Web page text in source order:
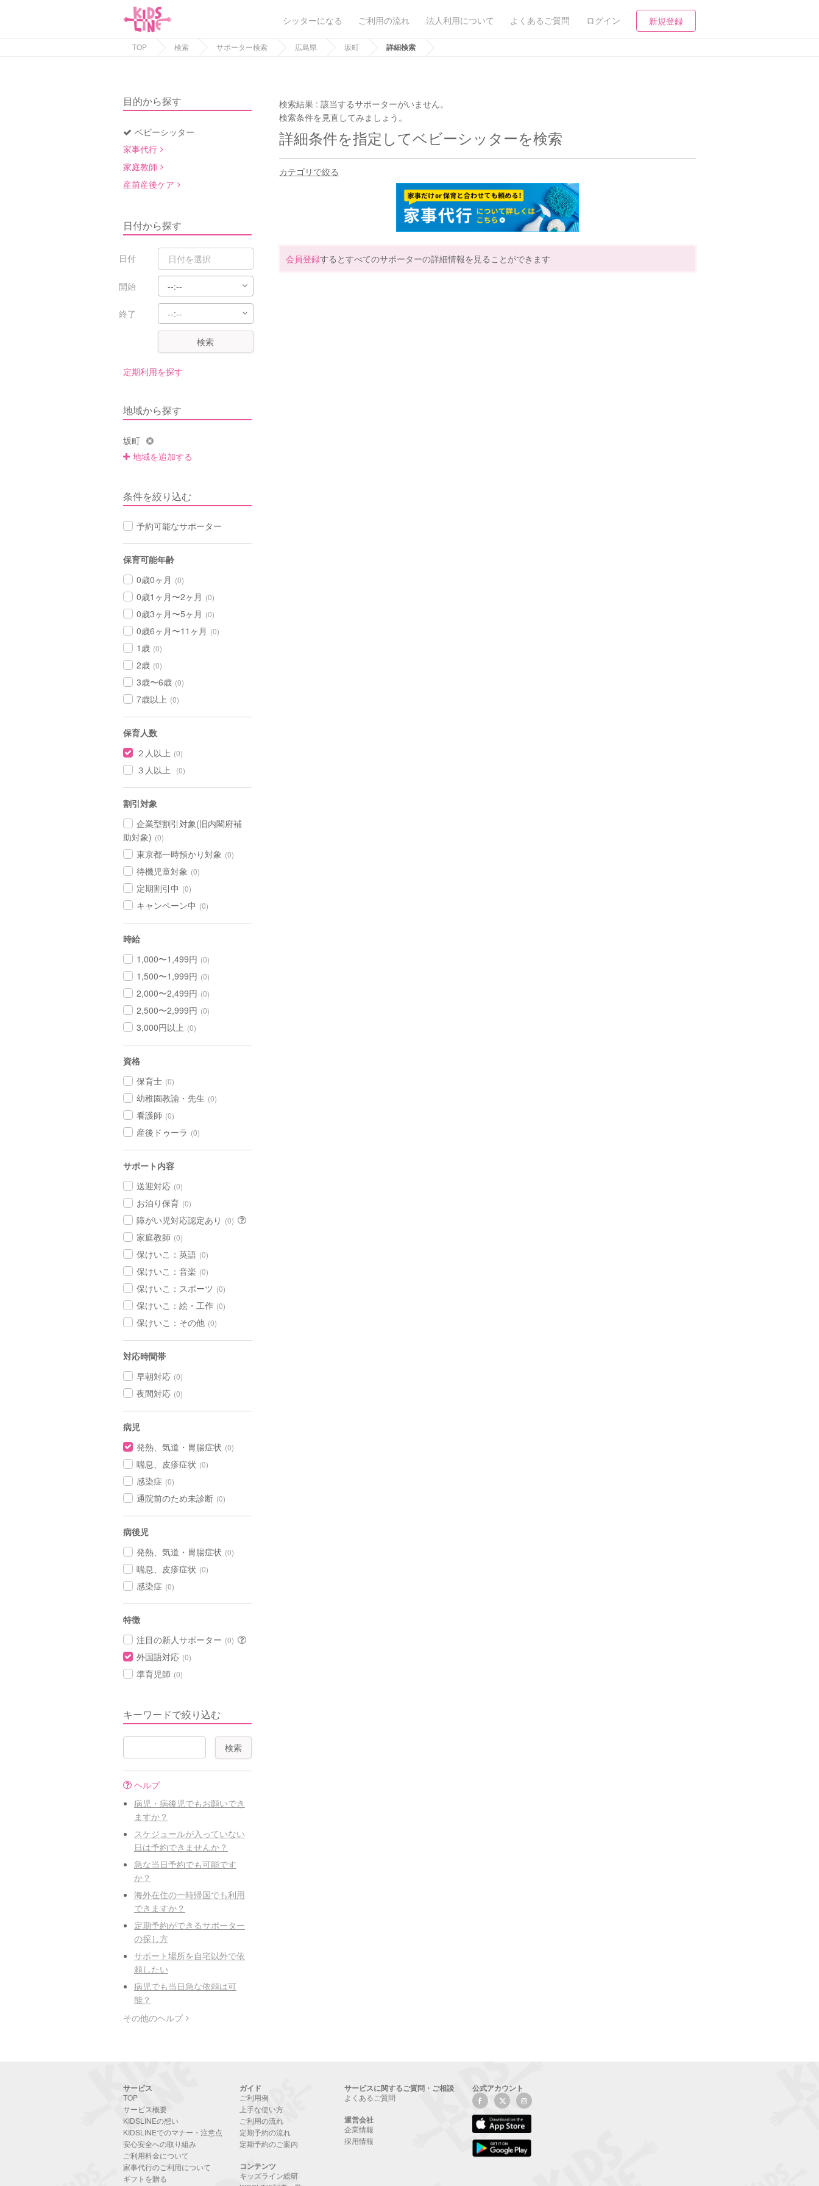
シッターになる ご利用の流れ 法人利用について よくあるご質問 ログイン 新規登録
TOP 検索 サポーター検索 広島県 坂町 詳細検索
目的から探す
ベビーシッター
家事代行
家庭教師
産前産後ケア
日付から探す
日付
開始
終了
検索
定期利用を探す
地域から探す
坂町
地域を追加する
条件を絞り込む
予約可能なサポーター
保育可能年齢
0歳0ヶ月 (0)
0歳1ヶ月〜2ヶ月 (0)
0歳3ヶ月〜5ヶ月 (0)
0歳6ヶ月〜11ヶ月 (0)
1歳 (0)
2歳 (0)
3歳〜6歳 (0)
7歳以上 (0)
保育人数
２人以上 (0)
３人以上 (0)
割引対象
企業型割引対象(旧内閣府補
助対象) (0)
東京都一時預かり対象 (0)
待機児童対象 (0)
定期割引中 (0)
キャンペーン中 (0)
時給
1,000〜1,499円 (0)
1,500〜1,999円 (0)
2,000〜2,499円 (0)
2,500〜2,999円 (0)
3,000円以上 (0)
資格
保育士 (0)
幼稚園教諭・先生 (0)
看護師 (0)
産後ドゥーラ (0)
サポート内容
送迎対応 (0)
お泊り保育 (0)
障がい児対応認定あり (0)
家庭教師 (0)
保けいこ：英語 (0)
保けいこ：音楽 (0)
保けいこ：スポーツ (0)
保けいこ：絵・工作 (0)
保けいこ：その他 (0)
対応時間帯
早朝対応 (0)
夜間対応 (0)
病児
発熱、気道・胃腸症状 (0)
喘息、皮疹症状 (0)
感染症 (0)
通院前のため未診断 (0)
病後児
発熱、気道・胃腸症状 (0)
喘息、皮疹症状 (0)
感染症 (0)
特徴
注目の新人サポーター (0)
外国語対応 (0)
準育児師 (0)
キーワードで絞り込む
ヘルプ
病児・病後児でもお願いでき
ますか？
スケジュールが入っていない
日は予約できませんか？
急な当日予約でも可能です
か？
海外在住の一時帰国でも利用
できますか？
定期予約ができるサポーター
の探し方
サポート場所を自宅以外で依
頼したい
病児でも当日急な依頼は可
能？
その他のヘルプ
検索結果 :該当するサポーターがいません。
検索条件を見直してみましょう。
詳細条件を指定してベビーシッターを検索
カテゴリで絞る
会員登録するとすべてのサポーターの詳細情報を見ることができます
サービス
TOP
サービス概要
KIDSLINEの想い
KIDSLINEでのマナー・注意点
安心安全への取り組み
ご利用料金について
家事代行のご利用について
ギフトを贈る
ガイド
ご利用例
上手な使い方
ご利用の流れ
定期予約の流れ
定期予約のご案内
コンテンツ
キッズライン総研
サービスに関するご質問・ご相談
よくあるご質問
運営会社
企業情報
採用情報
公式アカウント